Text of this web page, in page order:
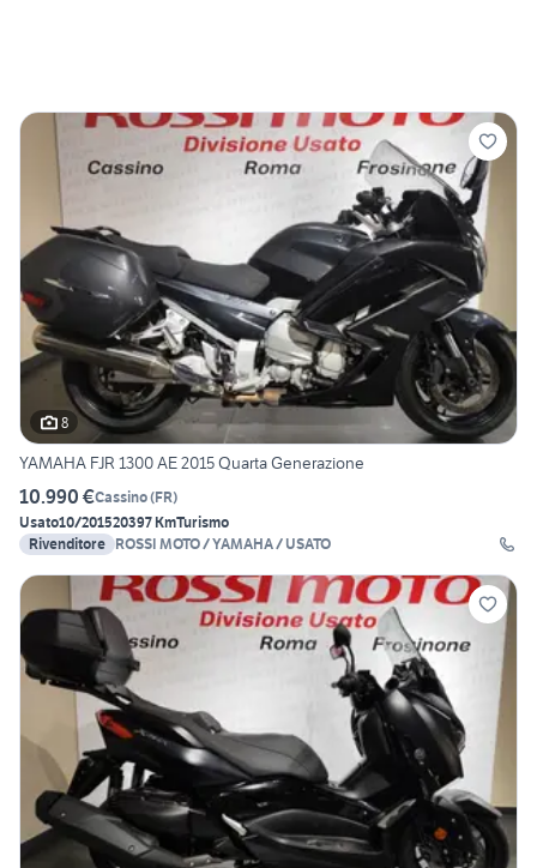
8
YAMAHA FJR 1300 AE 2015 Quarta Generazione
10.990 €Cassino(FR)
Usato10/201520397 KmTurismo
Rivenditore ROSSI MOTO / YAMAHA / USATO